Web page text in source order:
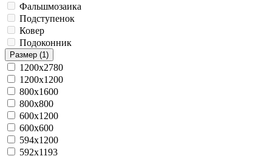
Фальшмозаика
Подступенок
Ковер
Подоконник
Размер (1)
1200x2780
1200x1200
800x1600
800x800
600x1200
600x600
594x1200
592x1193